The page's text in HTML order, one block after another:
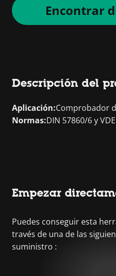
Encontrar
Descripción del
Aplicación:Comprobador
Normas:DIN 57860/6 y
Empezar
Puedes conseguir esta
través de una de las
suministro :